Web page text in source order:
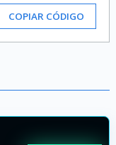
COPIAR CÓDIGO